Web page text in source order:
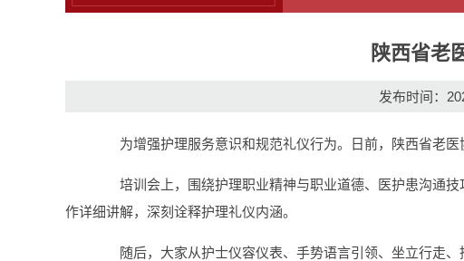
陕西省老
发布时间：
为增强护理服务意识和规范礼仪行为。日前，陕西省老医
培训会上，围绕护理职业精神与职业道德、医护患沟通技
作详细讲解，深刻诠释护理礼仪内涵。
随后，大家从护士仪容仪表、手势语言引领、坐立行走、